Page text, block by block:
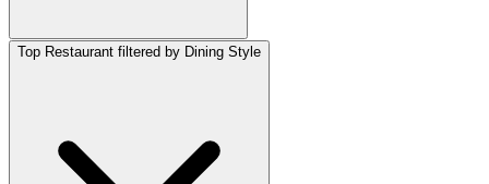
Top Restaurant filtered by Dining Style